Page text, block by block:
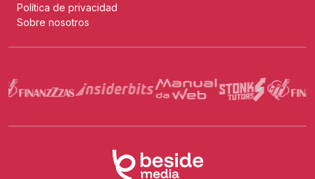
Política de privacidad
Sobre nosotros